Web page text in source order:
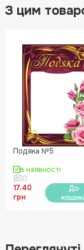
З цим
Подяка №5
в наявності
0
17.40
грн
До